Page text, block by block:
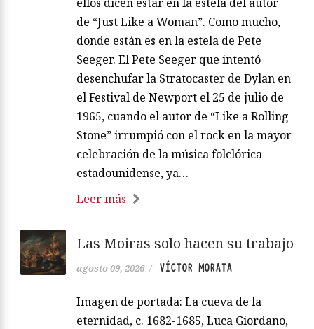
de “Just Like a Woman”. Como mucho,
donde están es en la estela de Pete
Seeger. El Pete Seeger que intentó
desenchufar la Stratocaster de Dylan en
el Festival de Newport el 25 de julio de
1965, cuando el autor de “Like a Rolling
Stone” irrumpió con el rock en la mayor
celebración de la música folclórica
estadounidense, ya…
Leer más
Las Moiras solo hacen su trabajo
agosto 09, 2026 / VÍCTOR MORATA
Imagen de portada: La cueva de la
eternidad, c. 1682-1685, Luca Giordano,